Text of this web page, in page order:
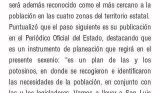
será además reconocido como el más cercano a la
Puntualizó que el paso siguiente es su publicación
en el Periódico Oficial del Estado, destacando que
es un instrumento de planeación que regirá en el
presente sexenio: “es un plan de las y los
potosinos, en donde se recogieron e identificaron
las necesidades de la población, en conjunto con